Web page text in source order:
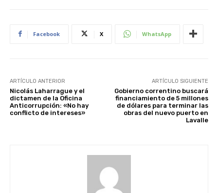
Facebook X WhatsApp
ARTÍCULO ANTERIOR
Nicolás Laharrague y el
dictamen de la Oficina
Anticorrupción: «No hay
conflicto de intereses»
ARTÍCULO SIGUIENTE
Gobierno correntino buscará
financiamiento de 5 millones
de dólares para terminar las
obras del nuevo puerto en
Lavalle